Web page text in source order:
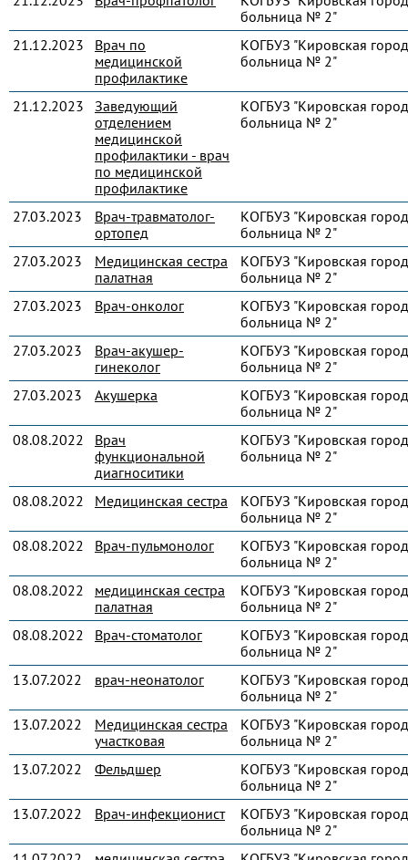
больница № 2"
21.12.2023
Врач по
медицинской
профилактике
КОГБУЗ "Кировская
больница № 2"
21.12.2023
Заведующий
отделением
медицинской
профилактики - врач
по медицинской
профилактике
КОГБУЗ "Кировская
больница № 2"
27.03.2023
Врач-травматолог-
ортопед
КОГБУЗ "Кировская
больница № 2"
27.03.2023
Медицинская сестра
палатная
КОГБУЗ "Кировская
больница № 2"
27.03.2023
Врач-онколог
КОГБУЗ "Кировская
больница № 2"
27.03.2023
Врач-акушер-
гинеколог
КОГБУЗ "Кировская
больница № 2"
27.03.2023
Акушерка
КОГБУЗ "Кировская
больница № 2"
08.08.2022
Врач
функциональной
диагноситики
КОГБУЗ "Кировская
больница № 2"
08.08.2022 Медицинская сестра
КОГБУЗ "Кировская
больница № 2"
08.08.2022
Врач-пульмонолог
КОГБУЗ "Кировская
больница № 2"
08.08.2022
медицинская сестра
палатная
КОГБУЗ "Кировская
больница № 2"
08.08.2022
Врач-стоматолог
КОГБУЗ "Кировская
больница № 2"
13.07.2022
врач-неонатолог
КОГБУЗ "Кировская
больница № 2"
13.07.2022
Медицинская сестра
участковая
КОГБУЗ "Кировская
больница № 2"
13.07.2022
Фельдшер
КОГБУЗ "Кировская
больница № 2"
13.07.2022
Врач-инфекционист
КОГБУЗ "Кировская
больница № 2"